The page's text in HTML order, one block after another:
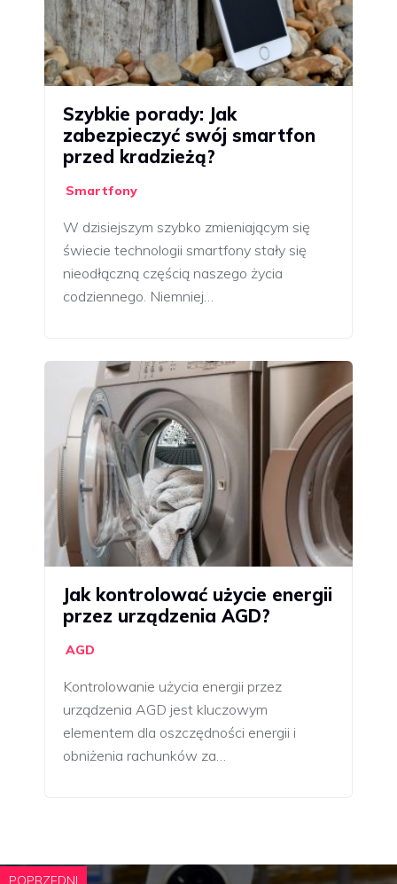
Szybkie porady: Jak
zabezpieczyć swój smartfon
przed kradzieżą?
Smartfony
W dzisiejszym szybko zmieniającym się
świecie technologii smartfony stały się
nieodłączną częścią naszego życia
codziennego. Niemniej…
Jak kontrolować użycie energii
przez urządzenia AGD?
AGD
Kontrolowanie użycia energii przez
urządzenia AGD jest kluczowym
elementem dla oszczędności energii i
obniżenia rachunków za…
POPRZEDNI